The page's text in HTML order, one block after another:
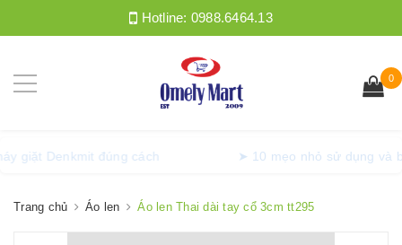
Hotline: 0988.6464.13
0
máy giặt Denkmit đúng cách ➤ 10 mẹo nhỏ sử dụng
Trang chủ Áo len Áo len Thai dài tay cổ 3cm tt295